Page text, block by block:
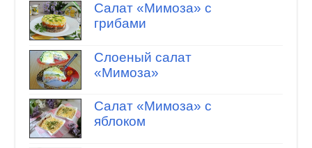
Салат «Мимоза» с
грибами
Слоеный салат
«Мимоза»
Салат «Мимоза» с
яблоком